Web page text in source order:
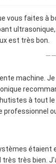
vous faites à
est très bon.
——
machine.
à tout le
professionnel
étaient
très très bien.